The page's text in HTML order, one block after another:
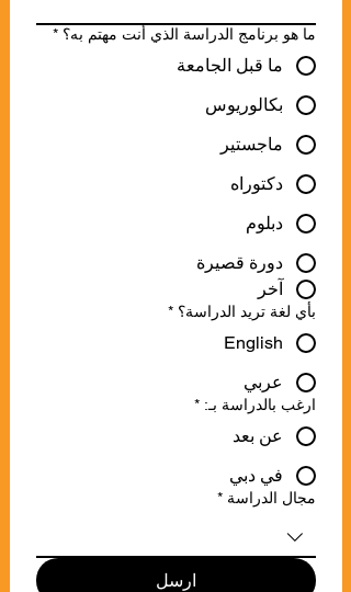
ما هو برنامج الدراسة الذي أنت مهتم به؟ *
ما قبل الجامعة
بكالوريوس
ماجستير
دكتوراه
دبلوم
دورة قصيرة
آخر
بأي لغة تريد الدراسة؟ *
English
عربي
ارغب بالدراسة بـ: *
عن بعد
في دبي
مجال الدراسة *
ارسل